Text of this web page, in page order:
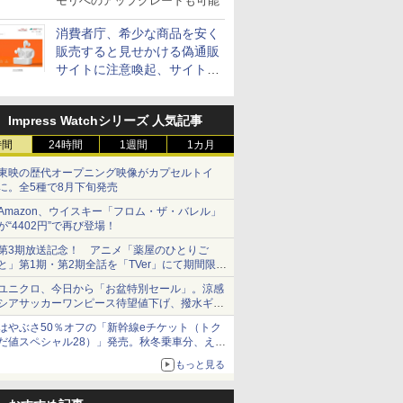
消費者庁、希少な商品を安く
販売すると見せかける偽通販
サイトに注意喚起、サイト名
Impress Watchシリーズ 人気記事
24時間 1週間 1カ月
映の歴代オープニング映像がカプセルトイ
。全5種で8月下旬発売
、ウイスキー「フロム・ザ・バレル」
“4402円”で再び登場！
3期放送記念！ アニメ「薬屋のひとりご
」第1期・第2期全話を「TVer」にて期間限定
順次無料配信開始
ニクロ、今日から「お盆特別セール」。涼感
アサッカーワンピース待望値下げ、撥水ギア
ョーツは1990円に
やぶさ50％オフの「新幹線eチケット（トク
値スペシャル28）」発売。秋冬乗車分、えき
もっと見る